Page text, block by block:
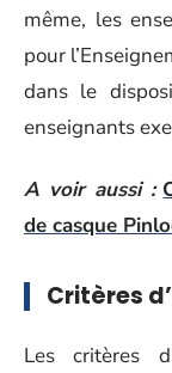
même, les
pour
dans le
enseignants
A voir aussi :
de casque
Critères
Les critères